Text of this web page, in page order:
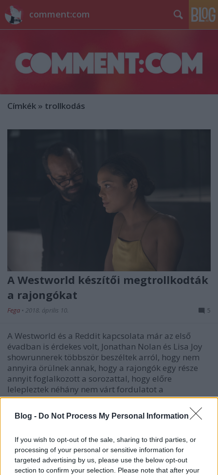
Blog - Do Not Process My Personal Information
If you wish to opt-out of the sale, sharing to third parties, or
processing of your personal or sensitive information for
targeted advertising by us, please use the below opt-out
section to confirm your selection. Please note that after your
comment:com
Címkék » trollkodás
A Westworld készítői megtrollkodták
a rajongókat
Fega • 2018. április 10. 5
A Westworld és a Reddit kapcsolata már az első
évadban is érdekes volt, Jonathan Nolan és Lisa Joy
showrunnerek többször beszéltek arról, hogy nem
annyira örülnek annak, hogy a rajongók egy része
annyit foglalkozott a sorozattal, hogy előre
lelepleztek néhány nem várt fordulatot a
kommentek között.